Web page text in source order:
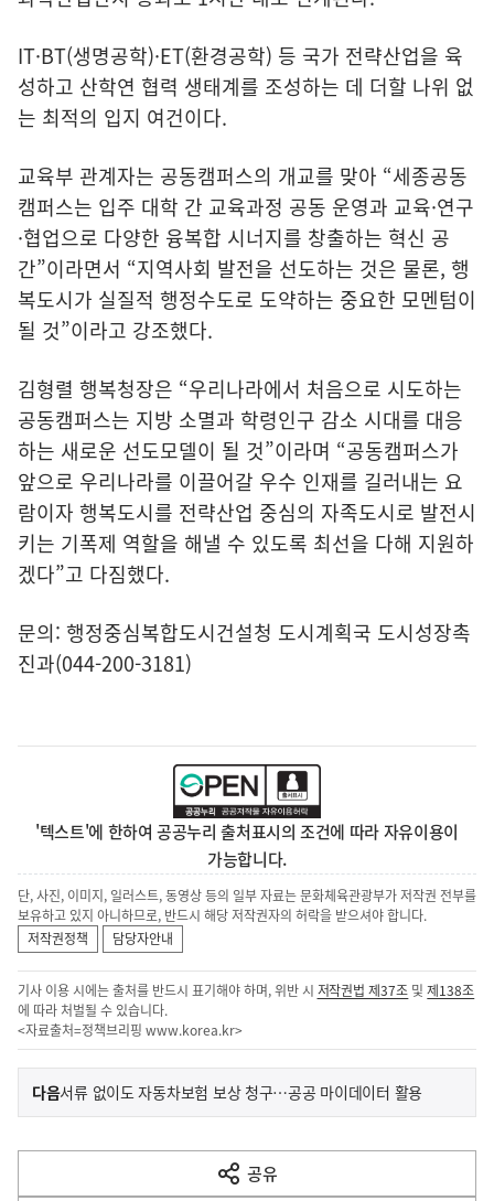
IT·BT(생명공학)·ET(환경공학) 등 국가 전략산업을 육
성하고 산학연 협력 생태계를 조성하는 데 더할 나위 없
는 최적의 입지 여건이다.
교육부 관계자는 공동캠퍼스의 개교를 맞아 “세종공동
캠퍼스는 입주 대학 간 교육과정 공동 운영과 교육·연구
·협업으로 다양한 융복합 시너지를 창출하는 혁신 공
간”이라면서 “지역사회 발전을 선도하는 것은 물론, 행
복도시가 실질적 행정수도로 도약하는 중요한 모멘텀이
될 것”이라고 강조했다.
김형렬 행복청장은 “우리나라에서 처음으로 시도하는
공동캠퍼스는 지방 소멸과 학령인구 감소 시대를 대응
하는 새로운 선도모델이 될 것”이라며 “공동캠퍼스가
앞으로 우리나라를 이끌어갈 우수 인재를 길러내는 요
람이자 행복도시를 전략산업 중심의 자족도시로 발전시
키는 기폭제 역할을 해낼 수 있도록 최선을 다해 지원하
겠다”고 다짐했다.
문의: 행정중심복합도시건설청 도시계획국 도시성장촉
진과(044-200-3181)
'텍스트'에 한하여 공공누리 출처표시의 조건에 따라 자유이용이
가능합니다.
단, 사진, 이미지, 일러스트, 동영상 등의 일부 자료는 문화체육관광부가 저작권 전부를
보유하고 있지 아니하므로, 반드시 해당 저작권자의 허락을 받으셔야 합니다.
저작권정책
담당자안내
기사 이용 시에는 출처를 반드시 표기해야 하며, 위반 시 저작권법 제37조 및제138조
에 따라 처벌될 수 있습니다.
<자료출처=정책브리핑 www.korea.kr>
이
전
다
음
다음기
서류 없이도 자동차보험 보상 청구…공공 마이데이터 활용
공유
열